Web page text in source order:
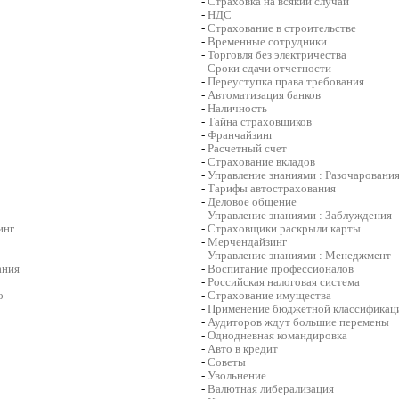
- НДС
- Страхование в строительстве
- Временные сотрудники
- Торговля без электричества
- Сроки сдачи отчетности
- Переуступка права требования
- Автоматизация банков
- Наличность
- Тайна страховщиков
- Франчайзинг
- Расчетный счет
- Страхование вкладов
- Управление знаниями : Разочарования
- Тарифы автострахования
- Деловое общение
- Управление знаниями : Заблуждения
- Страховщики раскрыли карты
- Мерчендайзинг
- Управление знаниями : Менеджмент
- Воспитание профессионалов
- Российская налоговая система
- Страхование имущества
- Применение бюджетной
- Аудиторов ждут большие перемены
- Однодневная командировка
- Авто в кредит
- Советы
- Увольнение
- Валютная либерализация